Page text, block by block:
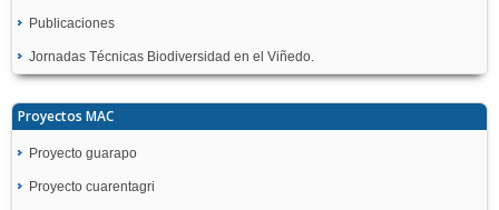
Publicaciones
Jornadas Técnicas Biodiversidad en el Viñedo.
Proyectos MAC
Proyecto guarapo
Proyecto cuarentagri